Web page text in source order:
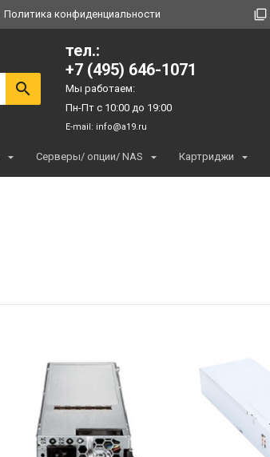
Политика конфиденциальности
тел.:
+7 (495) 646-1071
Мы работаем:
Пн-Пт с 10:00 до 19:00
E-mail: info@a19.ru
Серверы/ опции/ NAS Картриджи